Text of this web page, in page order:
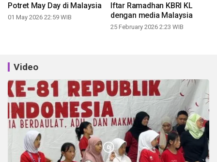
Potret May Day di Malaysia
01 May 2026 22:59 WIB
Iftar Ramadhan KBRI KL
dengan media Malaysia
25 February 2026 2:23 WIB
Video